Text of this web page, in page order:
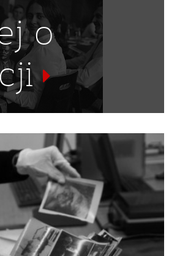
, PARTIE POLITYCZNE
POLSKA
,MAŁOPOLSKA
DRUGA WOJNA
o